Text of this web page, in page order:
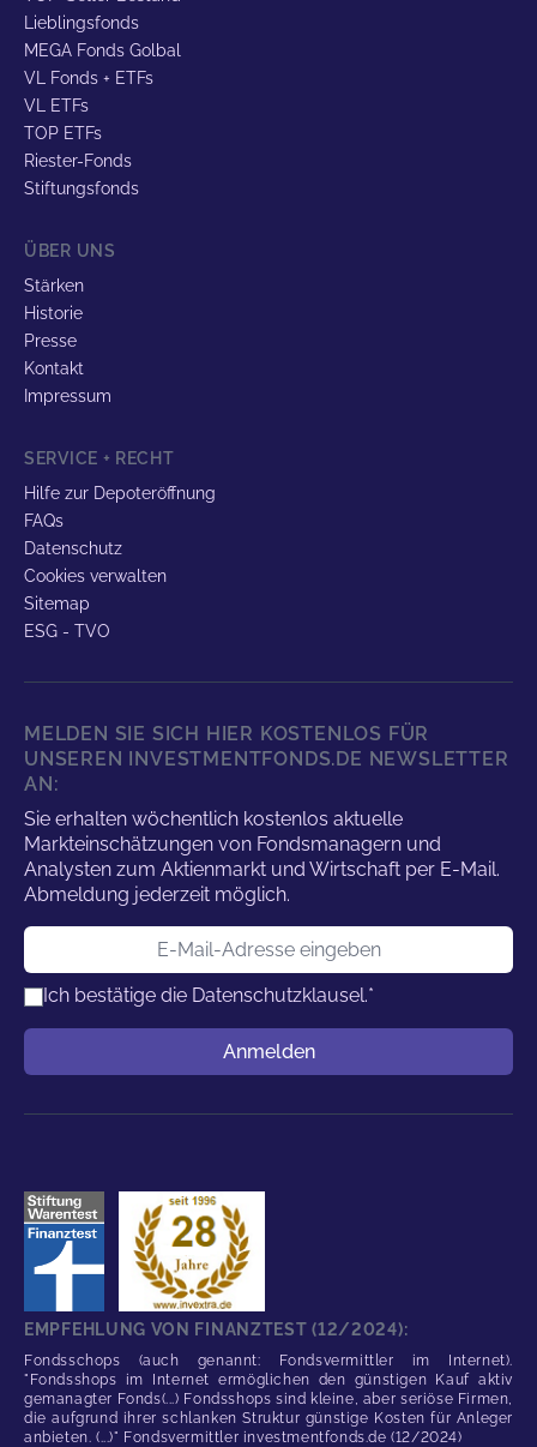
Lieblingsfonds
MEGA Fonds Golbal
VL Fonds + ETFs
VL ETFs
TOP ETFs
Riester-Fonds
Stiftungsfonds
ÜBER UNS
Stärken
Historie
Presse
Kontakt
Impressum
SERVICE + RECHT
Hilfe zur Depoteröffnung
FAQs
Datenschutz
Cookies verwalten
Sitemap
ESG - TVO
MELDEN SIE SICH HIER KOSTENLOS FÜR
UNSEREN INVESTMENTFONDS.DE NEWSLETTER
AN:
Sie erhalten wöchentlich kostenlos aktuelle
Markteinschätzungen von Fondsmanagern und
Analysten zum Aktienmarkt und Wirtschaft per E-Mail.
Abmeldung jederzeit möglich.
E-Mail-Adresse
Ich bestätige die Datenschutzklausel.*
Anmelden
EMPFEHLUNG VON FINANZTEST (12/2024):
Fondsschops (auch genannt: Fondsvermittler im Internet).
"Fondsshops im Internet ermöglichen den günstigen Kauf aktiv
gemanagter Fonds(...) Fondsshops sind kleine, aber seriöse Firmen,
die aufgrund ihrer schlanken Struktur günstige Kosten für Anleger
anbieten. (...)" Fondsvermittler investmentfonds.de (12/2024)